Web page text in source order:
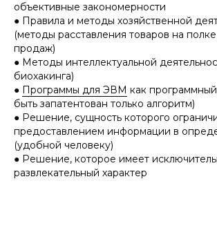
объективные закономерности
● Правила и методы хозяйственной
(методы расставления товаров на
продаж)
● Методы интеллектуальной
биохакинга)
● Программы для ЭВМ как
быть запатентован только алгоритм)
● Решение, сущность которого
предоставлением информации в
(удобной человеку)
● Решение, которое имеет
развлекательный характер